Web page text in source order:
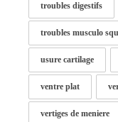
troubles digestifs
troubles musculo
usure cartilage
ventre plat
vertiges de meniere